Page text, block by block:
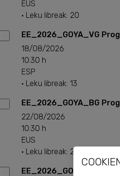
EUS
· Leku libreak: 20
EE_2026_GOYA_VG
18/08/2026
10:30 h
ESP
· Leku libreak: 13
EE_2026_GOYA_BG
22/08/2026
10:30 h
EUS
· Leku libreak: 20
EE_2026_GOYA_VG